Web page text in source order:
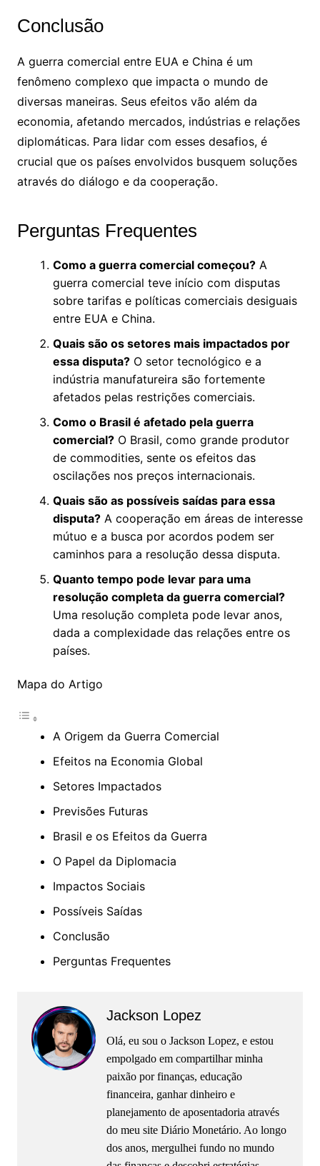
Conclusão
A guerra comercial entre EUA e China é um
fenômeno complexo que impacta o mundo de
diversas maneiras. Seus efeitos vão além da
economia, afetando mercados, indústrias e relações
diplomáticas. Para lidar com esses desafios, é
crucial que os países envolvidos busquem soluções
através do diálogo e da cooperação.
Perguntas Frequentes
Como a guerra comercial começou?A
guerra comercial teve início com disputas
sobre tarifas e políticas comerciais desiguais
entre EUA e China.
Quais são os setores mais impactados por
essa disputa?O setor tecnológico e a
indústria manufatureira são fortemente
afetados pelas restrições comerciais.
Como o Brasil é afetado pela guerra
comercial?O Brasil, como grande produtor
de commodities, sente os efeitos das
oscilações nos preços internacionais.
Quais são as possíveis saídas para essa
disputa?A cooperação em áreas de interesse
mútuo e a busca por acordos podem ser
caminhos para a resolução dessa disputa.
Quanto tempo pode levar para uma
resolução completa da guerra comercial?
Uma resolução completa pode levar anos,
dada a complexidade das relações entre os
países.
Mapa do Artigo
A Origem da Guerra Comercial
Efeitos na Economia Global
Setores Impactados
Previsões Futuras
Brasil e os Efeitos da Guerra
O Papel da Diplomacia
Impactos Sociais
Possíveis Saídas
Conclusão
Perguntas Frequentes
Jackson Lopez
Olá, eu sou o Jackson Lopez, e estou
empolgado em compartilhar minha
paixão por finanças, educação
financeira, ganhar dinheiro e
planejamento de aposentadoria através
do meu site Diário Monetário. Ao longo
dos anos, mergulhei fundo no mundo